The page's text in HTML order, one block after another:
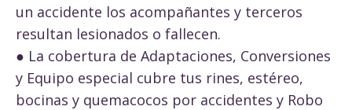
un accidente los acompañantes y terceros
resultan lesionados o fallecen.
● La cobertura de Adaptaciones, Conversiones
y Equipo especial cubre tus rines, estéreo,
bocinas y quemacocos por accidentes y Robo